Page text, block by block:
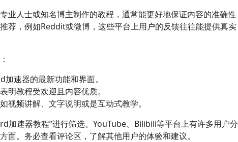
业人士或知名博主制作的教程，通常能更好地保证内容的准确性
荐，例如Reddit或微博，这些平台上用户的反馈往往能提供真实
速器的最新功能和界面。
明教程受欢迎且内容优质。
频讲解、文字说明或是互动式教学。
加速器教程”进行筛选。YouTube、Bilibili等平台上有许多用户分
。务必查看评论区，了解其他用户的体验和建议。